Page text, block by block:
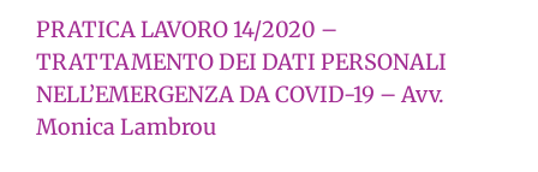
PRATICA LAVORO 14/2020 –
TRATTAMENTO DEI DATI PERSONALI
NELL’EMERGENZA DA COVID-19 – Avv.
Monica Lambrou